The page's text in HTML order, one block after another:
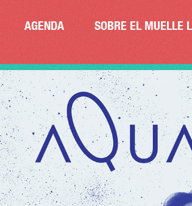
AGENDA SOBRE EL MUELLE